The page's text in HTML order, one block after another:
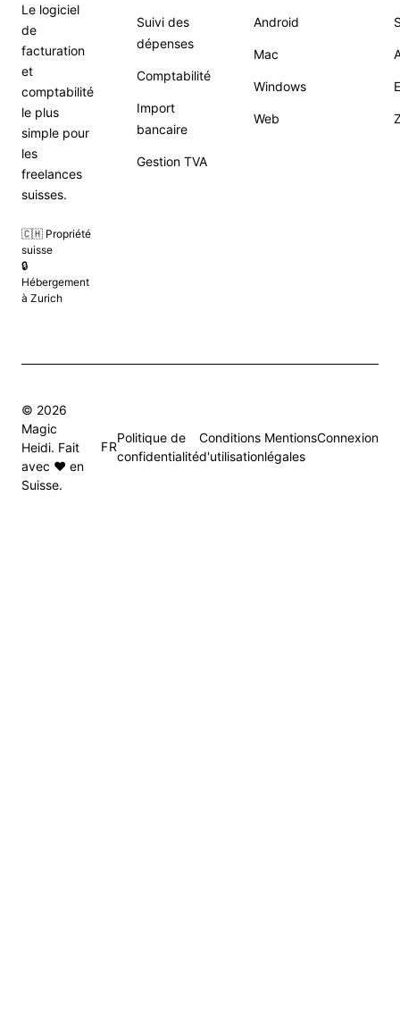
Le logiciel
de
facturation
et
comptabilité
le plus
simple pour
les
freelances
suisses.
🇨🇭 Propriété
suisse
🔒
Hébergement
à Zurich
Suivi des
dépenses
Comptabilité
Import
bancaire
Gestion TVA
Android
Mac
Windows
Web
© 2026
Magic
Heidi. Fait
avec ❤️ en
Suisse.
FR
Politique de
confidentialité
Conditions
d'utilisation
Mentions
légales
Connexion